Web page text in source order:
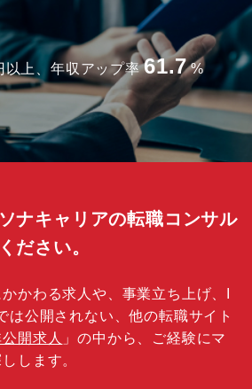
以上、年収アップ率 61.7 %
ナキャリアの転職コンサル
ださい。
かわる求人や、事業立ち上げ、I
は公開されない、他の転職サイト
開求人 」の中から、ご経験にマ
します。